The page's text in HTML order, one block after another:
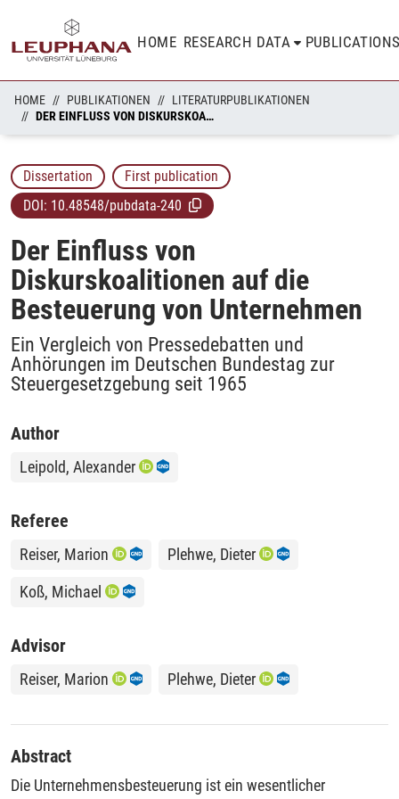
HOME RESEARCH DATA
HOME PUBLIKATIONEN
LITERATURPUBLIKATIONEN
DER EINFLUSS VON DISKURSKOALITIONEN AUF DIE BESTEUERUNG VON UNTERNEHMEN
Dissertation
First publication
DOI: 10.48548/pubdata-240
Der Einfluss von
Diskurskoalitionen auf die
Besteuerung von Unternehmen
Ein Vergleich von Pressedebatten und
Anhörungen im Deutschen Bundestag zur
Steuergesetzgebung seit 1965
Author
Leipold, Alexander
Referee
Reiser, Marion
Plehwe, Dieter
Koß, Michael
Advisor
Reiser, Marion Plehwe, Dieter
Abstract
Die Unternehmensbesteuerung ist ein wesentlicher